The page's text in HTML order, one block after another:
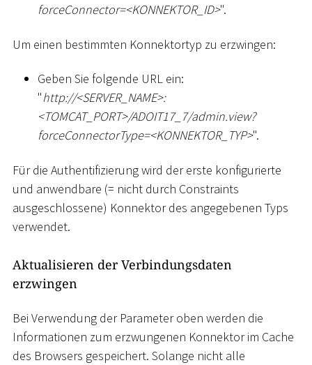
forceConnector=<KONNEKTOR_ID>".
Um einen bestimmten Konnektortyp zu erzwingen:
Geben Sie folgende URL ein:
"http://<SERVER_NAME>:
<TOMCAT_PORT>/ADOIT17_7/admin.view?
forceConnectorType=<KONNEKTOR_TYP>".
Für die Authentifizierung wird der erste konfigurierte
und anwendbare (= nicht durch Constraints
ausgeschlossene) Konnektor des angegebenen Typs
verwendet.
Aktualisieren der Verbindungsdaten
erzwingen
Bei Verwendung der Parameter oben werden die
Informationen zum erzwungenen Konnektor im Cache
des Browsers gespeichert. Solange nicht alle